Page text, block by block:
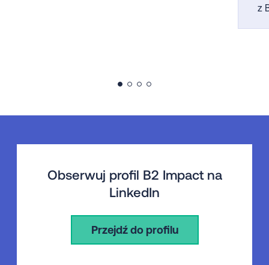
z
Obserwuj profil B2 Impact na
LinkedIn
Przejdź do profilu